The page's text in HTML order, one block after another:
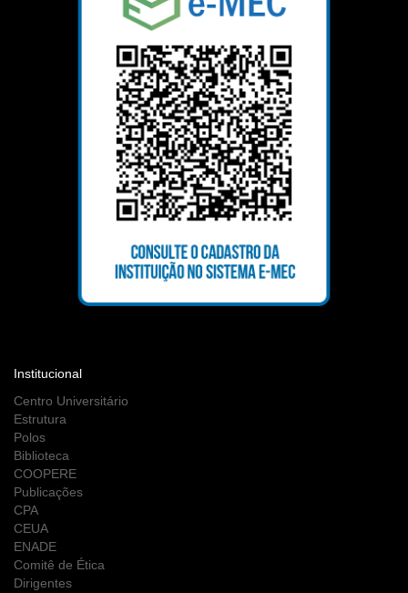
Institucional
Centro Universitário
Estrutura
Polos
Biblioteca
COOPERE
Publicações
CPA
CEUA
ENADE
Comitê de Ética
Dirigentes